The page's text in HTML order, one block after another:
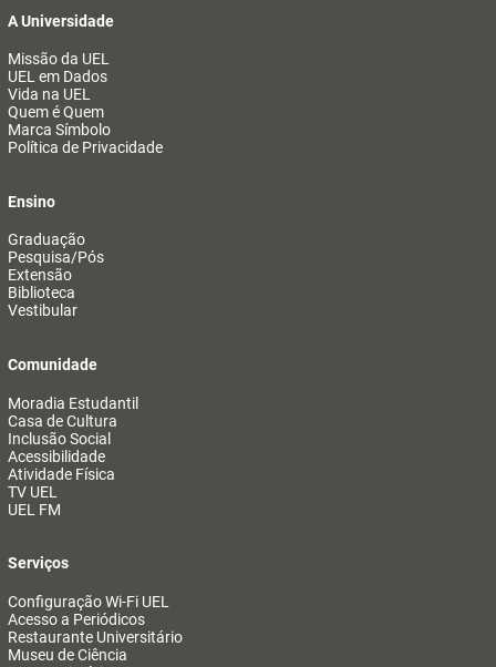
A Universidade
Missão da UEL
UEL em Dados
Vida na UEL
Quem é Quem
Marca Símbolo
Política de Privacidade
Ensino
Graduação
Pesquisa/Pós
Extensão
Biblioteca
Vestibular
Comunidade
Moradia Estudantil
Casa de Cultura
Inclusão Social
Acessibilidade
Atividade Física
TV UEL
UEL FM
Serviços
Configuração Wi-Fi UEL
Acesso a Periódicos
Restaurante Universitário
Museu de Ciência